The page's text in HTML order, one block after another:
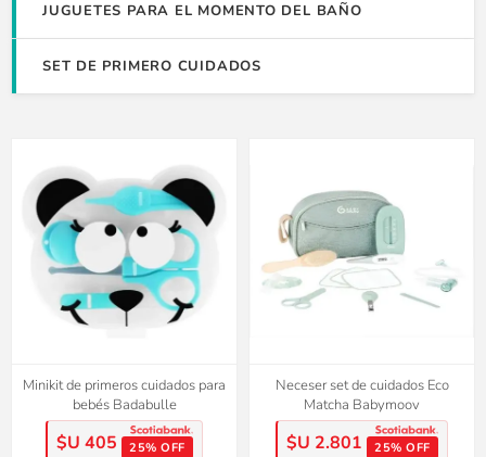
JUGUETES PARA EL MOMENTO DEL BAÑO
SET DE PRIMERO CUIDADOS
Minikit de primeros cuidados para
bebés Badabulle
$U 405 25% OFF
Neceser set de cuidados Eco
Matcha Babymoov
$U 2.801 25% OFF